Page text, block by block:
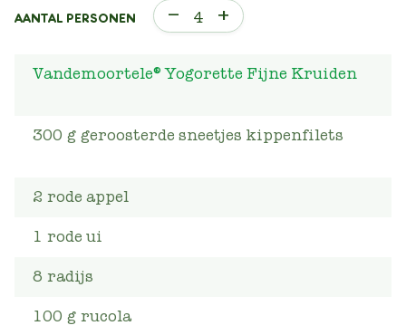
AANTAL PERSONEN – 4 +
Vandemoortele® Yogorette Fijne Kruiden
300 g geroosterde sneetjes kippenfilets
2 rode appel
1 rode ui
8 radijs
100 g rucola